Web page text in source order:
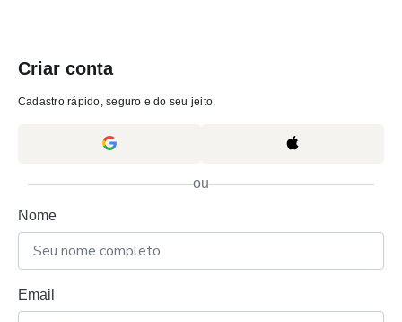
Criar conta
Cadastro rápido, seguro e do seu jeito.
ou
Nome
Email